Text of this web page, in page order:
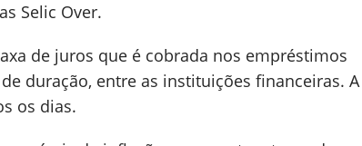
Selic Over.
de juros que é cobrada nos empréstimos
duração, entre as instituições financeiras. A
os dias.